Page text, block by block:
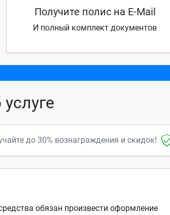
Получите полис на E-Mail
И полный комплект документов
до 30% вознаграждения и скидок!
обязан произвести оформление